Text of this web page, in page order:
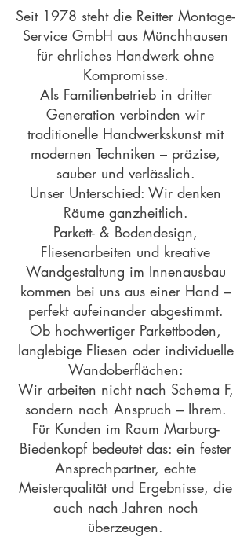
Seit 1978 steht die Reitter Montage-
Service GmbH aus Münchhausen
für ehrliches Handwerk ohne
Kompromisse.
Als Familienbetrieb in dritter
Generation verbinden wir
traditionelle Handwerkskunst mit
modernen Techniken – präzise,
sauber und verlässlich.
Unser Unterschied: Wir denken
Räume ganzheitlich.
Parkett- & Bodendesign,
Fliesenarbeiten und kreative
Wandgestaltung im Innenausbau
kommen bei uns aus einer Hand –
perfekt aufeinander abgestimmt.
Ob hochwertiger Parkettboden,
langlebige Fliesen oder individuelle
Wandoberflächen:
Wir arbeiten nicht nach Schema F,
sondern nach Anspruch – Ihrem.
Für Kunden im Raum Marburg-
Biedenkopf bedeutet das: ein fester
Ansprechpartner, echte
Meisterqualität und Ergebnisse, die
auch nach Jahren noch
überzeugen.